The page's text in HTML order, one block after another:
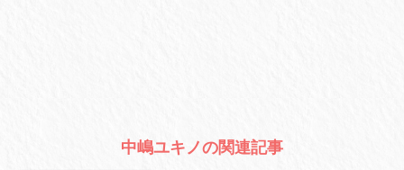
中嶋ユキノの関連記事